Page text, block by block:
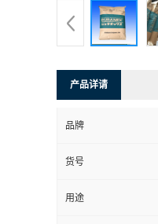
产品详请
品牌
货号
用途